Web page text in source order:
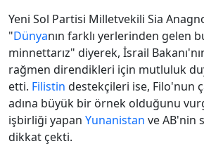
Yeni Sol Partisi Milletvekili Sia
"Dünyanın farklı yerlerinden gelen
minnettarız" diyerek, İsrail
rağmen direndikleri için mutluluk
etti. Filistin destekçileri ise, Filo'nun
adına büyük bir örnek olduğunu
işbirliği yapan Yunanistan ve AB'nin
dikkat çekti.